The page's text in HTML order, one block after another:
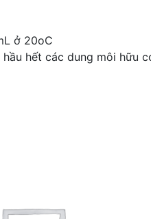
ở 20oC
hết các dung môi hữu